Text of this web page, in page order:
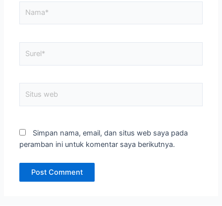
Simpan nama, email, dan situs web saya pada
peramban ini untuk komentar saya berikutnya.